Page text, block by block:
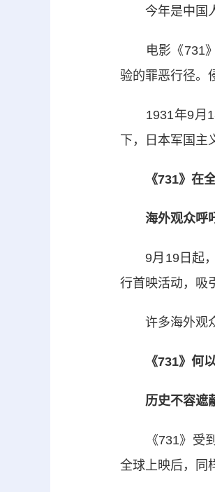
今年是中国人
电影《731》
验的罪恶行径。
1931年9月18
下，日本军国
《731》在
海外观众呼吁
9月19日起，
行首映活动，吸
许多海外观众
《731》何
历史不容遮
《731》受到
全球上映后，同